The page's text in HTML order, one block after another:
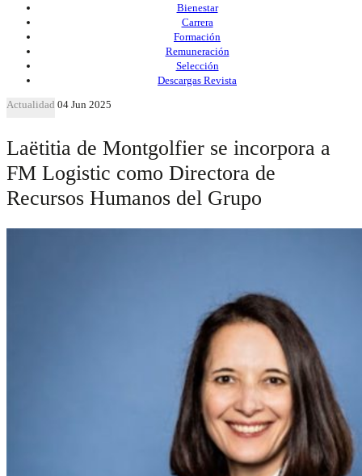
Bienestar
Carrera
Formación
Remuneración
Selección
Descargas Revista
Actualidad 04 Jun 2025
Laëtitia de Montgolfier se incorpora a
FM Logistic como Directora de
Recursos Humanos del Grupo